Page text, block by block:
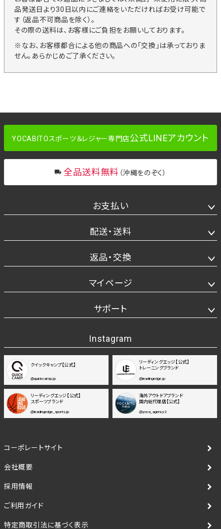
品発送日より30日以内にご連絡をいただければお受け可能で
す（返品不可商品を除く）。
その際の送料は、お客様にご負担をお願いしております。
※なお、お客様都合による他の商品への「交換」は承っておりま
せん。あらかじめご了承ください。
YOCABITOスポーツ＆レジャー専門店公式LINEアカウント
全品送料無料 （沖縄をのぞく）
お支払い
配送・送料
返品・交換
マイページ
サポート
Instagram
クイックキャンプ【公式】
@quickcamp.jp
リーディングエッジ【公式】
トレーニングブランド
@leadingedge.jp
リーディングエッジ【公式】
スポーツブランド
@leadingedge_sports.jp
海外アウトドアブランド
国内総代理店【公式】
@yoca_agency2
コーポレートサイト
会社概要
採用情報
ご利用ガイド
特定商取引法に基づく表示